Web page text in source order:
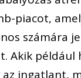
piacot,
számára
Akik például
ingatlant,